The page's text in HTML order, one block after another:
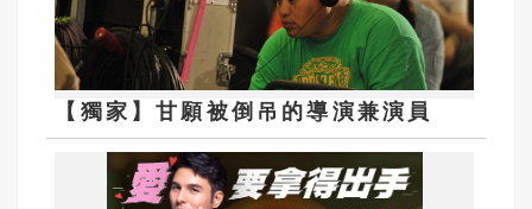
【獨家】甘願被倒吊的導演兼演員